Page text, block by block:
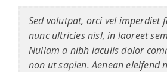
Sed volutpat, orci vel imperdiet
nunc ultricies nisl, in laoreet
Nullam a nibh iaculis dolor
non ut sapien. Aenean eleifend